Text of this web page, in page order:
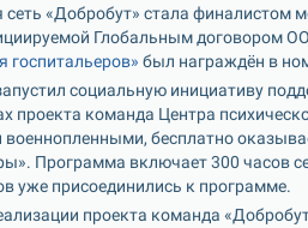
«Добробут» стала финалистом
Глобальным договором
госпитальеров» был награждён в
социальную инициативу
проекта команда Центра
военнопленными, бесплатно
Программа включает 300 часов
уже присоединились к программе.
проекта команда